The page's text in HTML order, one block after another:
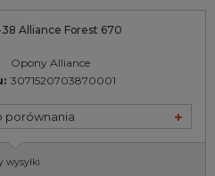
Alliance Forest 670
Opony Alliance
3071520703870001
porównania
wysyłki